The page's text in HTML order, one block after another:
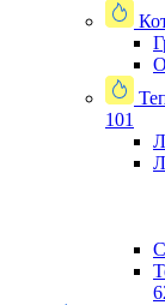
101